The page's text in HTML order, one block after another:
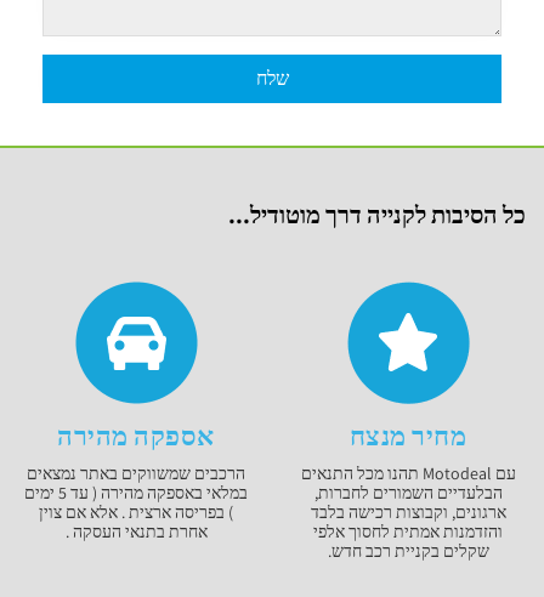
כל הסיבות לקנייה דרך מוטודיל...
מחיר מנצח
עם Motodeal תהנו מכל התנאים
הבלעדיים השמורים לחברות,
ארגונים, וקבוצות רכישה בלבד
והזדמנות אמתית לחסוך אלפי
שקלים בקניית רכב חדש.
אספקה מהירה
הרכבים שמשווקים באתר נמצאים
במלאי באספקה מהירה ( עד 5 ימים
) בפריסה ארצית . אלא אם צוין
אחרת בתנאי העסקה .